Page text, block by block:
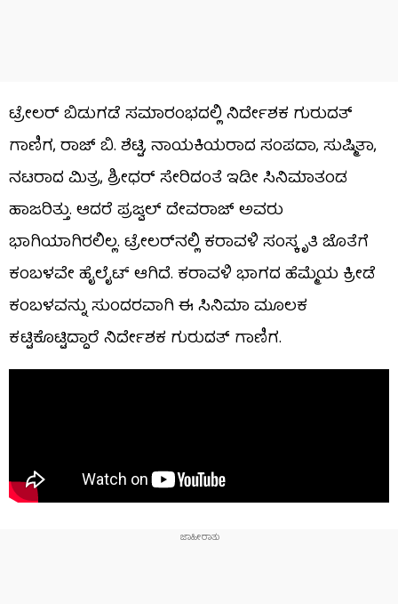
ಟ್ರೇಲರ್ ಬಿಡುಗಡೆ ಸಮಾರಂಭದಲ್ಲಿ ನಿರ್ದೇಶಕ ಗುರುದತ್
ಗಾಣಿಗ, ರಾಜ್ ಬಿ. ಶೆಟ್ಟಿ, ನಾಯಕಿಯರಾದ ಸಂಪದಾ, ಸುಷ್ಮಿತಾ,
ನಟರಾದ ಮಿತ್ರ, ಶ್ರೀಧರ್ ಸೇರಿದಂತೆ ಇಡೀ ಸಿನಿಮಾತಂಡ
ಹಾಜರಿತ್ತು. ಆದರೆ ಪ್ರಜ್ವಲ್ ದೇವರಾಜ್ ಅವರು
ಭಾಗಿಯಾಗಿರಲಿಲ್ಲ. ಟ್ರೇಲರ್​ನಲ್ಲಿ ಕರಾವಳಿ ಸಂಸ್ಕೃತಿ ಜೊತೆಗೆ
ಕಂಬಳವೇ ಹೈಲೈಟ್ ಆಗಿದೆ. ಕರಾವಳಿ ಭಾಗದ ಹೆಮ್ಮೆಯ ಕ್ರೀಡೆ
ಕಂಬಳವನ್ನು ಸುಂದರವಾಗಿ ಈ ಸಿನಿಮಾ ಮೂಲಕ
ಕಟ್ಟಿಕೊಟ್ಟಿದ್ದಾರೆ ನಿರ್ದೇಶಕ ಗುರುದತ್ ಗಾಣಿಗ.